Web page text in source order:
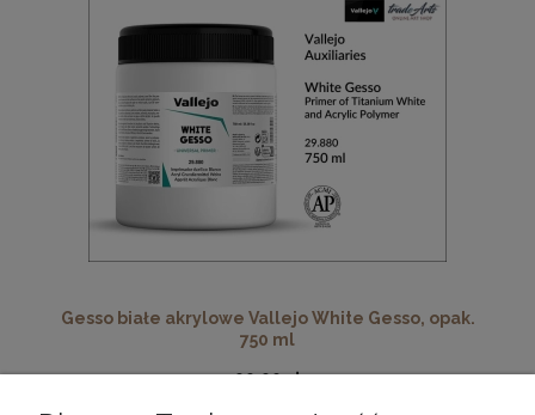
Gesso białe akrylowe Vallejo White Gesso, opak.
750 ml
99,90 zł